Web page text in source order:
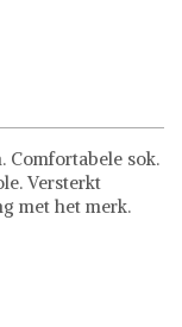
Comfortabele sok.
Versterkt
met het merk.